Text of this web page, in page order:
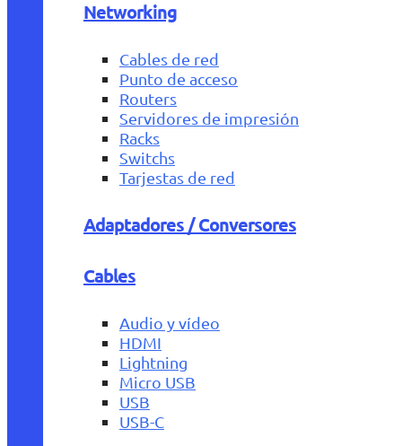
Networking
Cables de red
Punto de acceso
Routers
Servidores de impresión
Racks
Switchs
Tarjestas de red
Adaptadores / Conversores
Cables
Audio y vídeo
HDMI
Lightning
Micro USB
USB
USB-C